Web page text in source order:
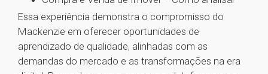
Essa experiência demonstra o compromisso do
Mackenzie em oferecer oportunidades de
aprendizado de qualidade, alinhadas com as
demandas do mercado e as transformações na era